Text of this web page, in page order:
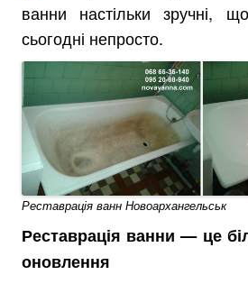
ванни настільки зручні,
сьогодні непросто.
Реставрація ванн Новоархангельськ
Реставрація ванни — це
оновлення